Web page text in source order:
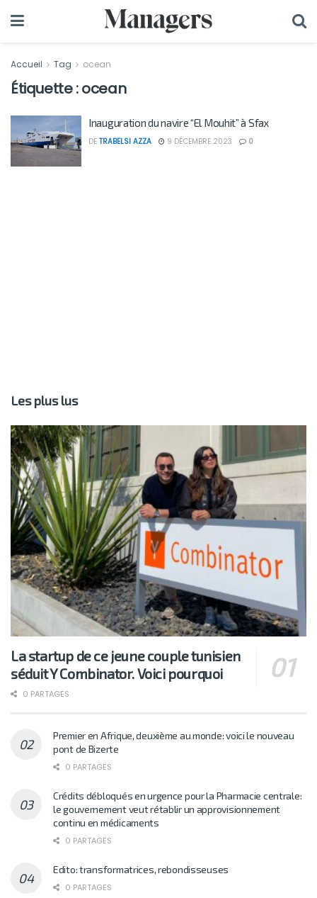
Accueil Tag ocean
Étiquette :ocean
Inauguration du navire “El Mouhit” à Sfax
DE TRABELSI AZZA 9 DÉCEMBRE 2023 0
Les plus lus
La startup de ce jeune couple tunisien
séduit Y Combinator. Voici pourquoi
0 PARTAGES
Premier en Afrique, deuxième au monde: voici le nouveau
pont de Bizerte
0 PARTAGES
Crédits débloqués en urgence pour la Pharmacie centrale:
le gouvernement veut rétablir un approvisionnement
continu en médicaments
0 PARTAGES
Edito: transformatrices, rebondisseuses
0 PARTAGES